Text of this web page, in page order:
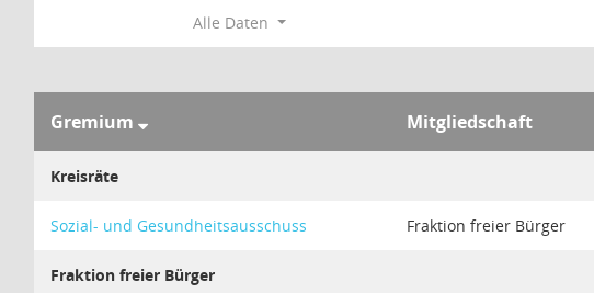
Alle Daten
Gremium Mitgliedschaft
Kreisräte
Sozial- und Gesundheitsausschuss Fraktion freier Bürger
Fraktion freier Bürger